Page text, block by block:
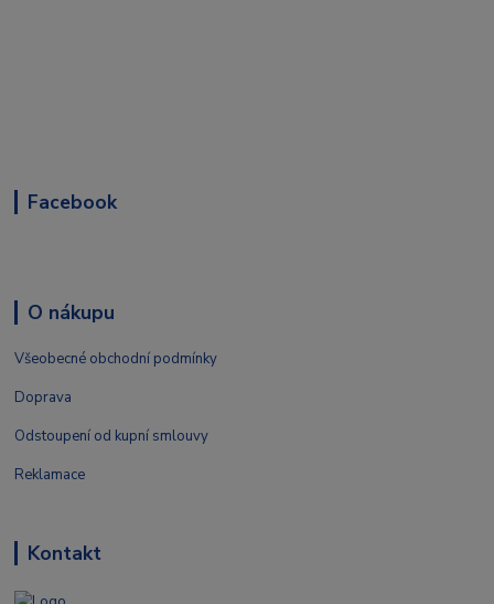
Facebook
O nákupu
Všeobecné obchodní podmínky
Doprava
Odstoupení od kupní smlouvy
Reklamace
Kontakt